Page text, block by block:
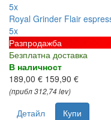
5x
Royal Grinder Flair
5x
Разпродажба
Безплатна доставка
В наличност
189,00 € 159,90 €
(прибл 312,74 lev)
Детайл Купи